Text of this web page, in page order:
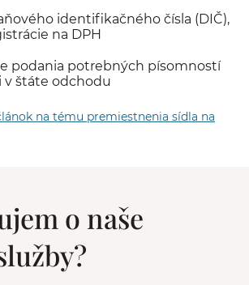
identifikačného čísla (DIČ),
na DPH
podania potrebných písomností
v štáte odchodu
na tému premiestnenia sídla na
o naše